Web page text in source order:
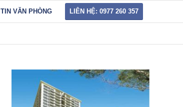
TIN VĂN PHÒNG LIÊN HỆ: 0977 260 357